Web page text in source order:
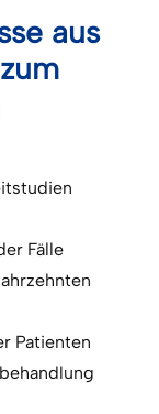
aus
Fälle
Patienten